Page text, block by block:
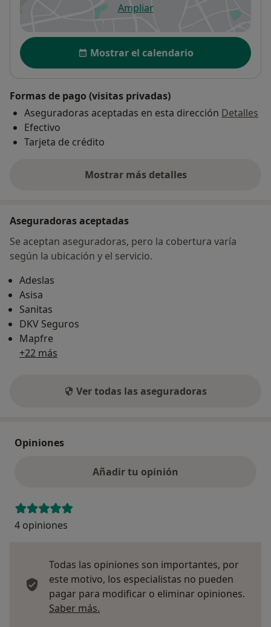
Ampliarse abre en una nueva
Disponibilidad
Mostrar el calendario
Formas de pago (visitas privadas)
Aseguradoras aceptadas en esta dirección Detalles
Efectivo
Tarjeta de crédito
Mostrar más detalles
sobre la dirección
Aseguradoras aceptadas
Se aceptan aseguradoras, pero la cobertura varía
según la ubicación y el servicio.
Adeslas
Asisa
Sanitas
DKV Seguros
Mapfre
+22 más
Ver todas las aseguradoras
Opiniones
Añadir tu opinión
4 opiniones
Todas las opiniones son importantes, por
este motivo, los especialistas no pueden
pagar para modificar o eliminar opiniones.
Saber más.